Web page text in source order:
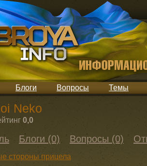
Блоги Вопросы Темы
Neko
0,0
Блоги (0) Вопросы (0)
стороны прицела